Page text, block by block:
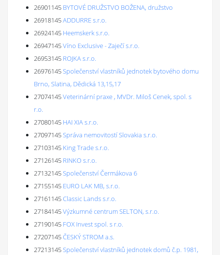
26901145 BYTOVÉ DRUŽSTVO BOŽENA, družstvo
26918145ADDURRE s.r.o.
26924145 Heemskerk s.r.o.
26947145Víno Exclusive - Zaječí s.r.o.
26953145 ROJKA s.r.o.
26976145Společenství vlastníků jednotek bytového domu
Brno, Slatina, Dědická 13,15,17
27074145Veterinární praxe , MVDr. Miloš Cenek, spol. s
r.o.
27080145 HAI XIA s.r.o.
27097145Správa nemovitostí Slovakia s.r.o.
27103145 King Trade s.r.o.
27126145 RINKO s.r.o.
27132145Společenství Čermákova 6
27155145 EURO LAK MB, s.r.o.
27161145Classic Lands s.r.o.
27184145Výzkumné centrum SELTON, s.r.o.
27190145 FOX Invest spol. s r.o.
27207145ČESKÝ STROM a.s.
27213145Společenství vlastníků jednotek domů č.p. 1981,